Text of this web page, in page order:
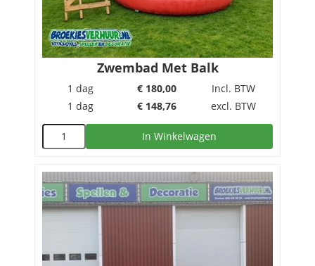
Zwembad Met Balk
1 dag € 180,00
Incl. BTW
1 dag
€ 148,76 excl. BTW
In Winkelwagen